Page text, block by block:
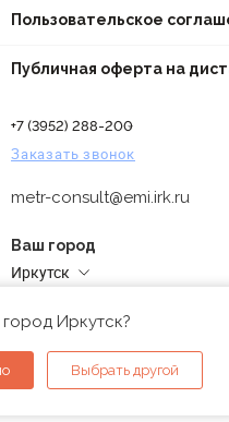
Пользовательское
Публичная оферта на
+7 (3952) 288-200
Заказать звонок
metr-consult@emi.irk.ru
Ваш город
Иркутск
Иркутск?
Выбрать другой